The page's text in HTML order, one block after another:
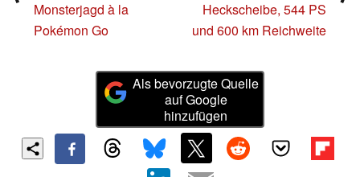
Monsterjagd à la
Pokémon Go
Heckscheibe, 544 PS
und 600 km Reichweite
Als bevorzugte Quelle
auf Google
hinzufügen